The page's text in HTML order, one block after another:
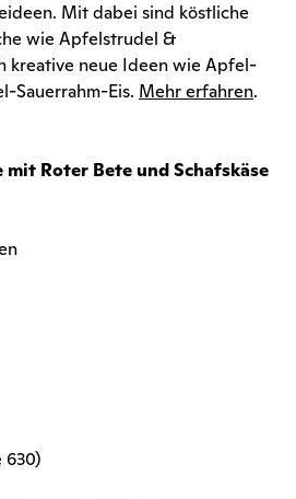
Mit dabei sind köstliche
wie Apfelstrudel &
kreative neue Ideen wie Apfel-
Sauerrahm-Eis. Mehr erfahren.
Roter Bete und Schafskäse
630)